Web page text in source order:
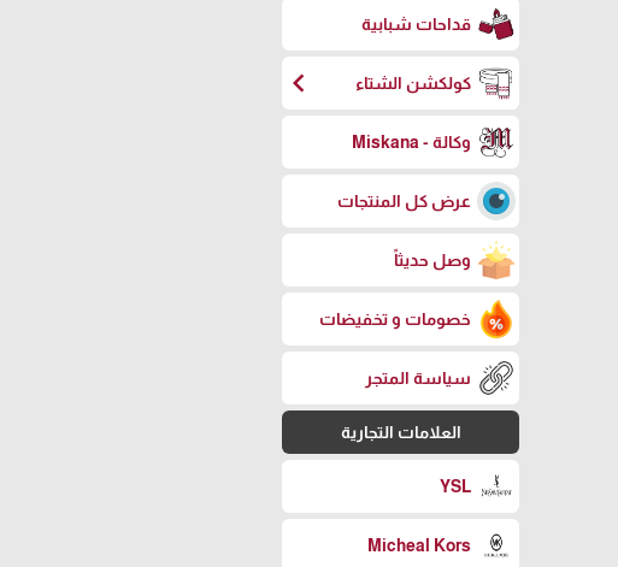
قداحات شبابية
كولكشن الشتاء chevron_left
وكالة - Miskana
عرض كل المنتجات
وصل حديثاً
خصومات و تخفيضات
سياسة المتجر
العلامات التجارية
YSL
Micheal Kors